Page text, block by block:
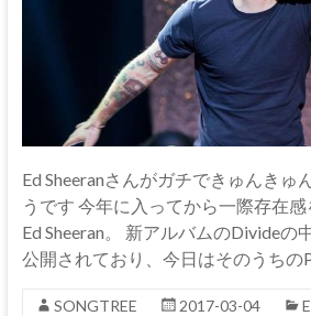
Ed Sheeranさんがガチできゅんきゅ
うです 今年に入ってから一際存在
Ed Sheeran。 新アルバムのDivideの
公開されており、今日はそのうちの
SONGTREE 2017-03-04